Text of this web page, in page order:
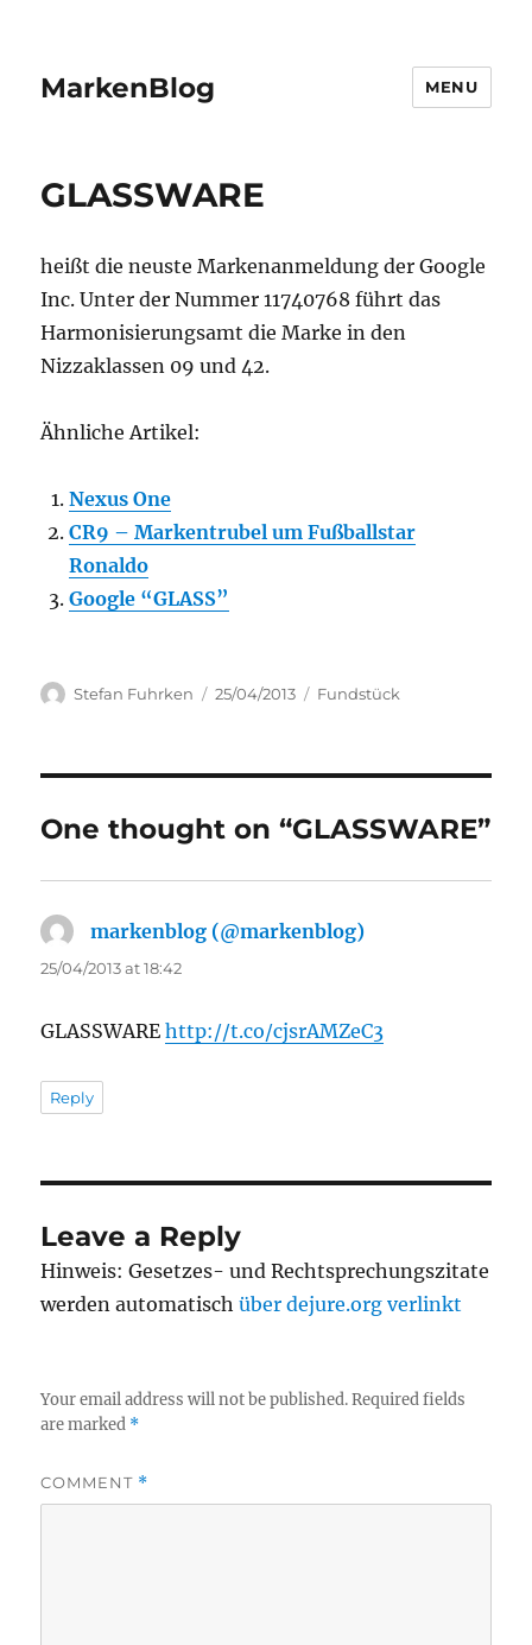
MarkenBlog MENU
GLASSWARE
heißt die neuste Markenanmeldung der Google
Inc. Unter der Nummer 11740768 führt das
Harmonisierungsamt die Marke in den
Nizzaklassen 09 und 42.
Ähnliche Artikel:
Nexus One
CR9 – Markentrubel um Fußballstar
Ronaldo
Google “GLASS”
Author
Stefan Fuhrken
Posted
25/04/2013 Categories
Fundstück
One thought on “GLASSWARE”
markenblog (@markenblog)
25/04/2013 at 18:42
GLASSWAREhttp://t.co/cjsrAMZeC3
Reply
Leave a Reply
Hinweis: Gesetzes- und Rechtsprechungszitate
werden automatischüber dejure.org verlinkt
Your email address will not be published. Required fields
are marked *
COMMENT *